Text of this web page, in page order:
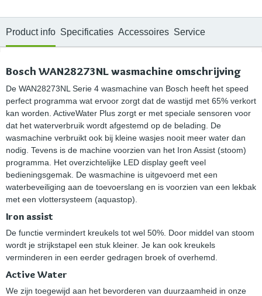
Product info Specificaties Accessoires Service
Bosch WAN28273NL wasmachine omschrijving
De WAN28273NL Serie 4 wasmachine van Bosch heeft het speed
perfect programma wat ervoor zorgt dat de wastijd met 65% verkort
kan worden. ActiveWater Plus zorgt er met speciale sensoren voor
dat het waterverbruik wordt afgestemd op de belading. De
wasmachine verbruikt ook bij kleine wasjes nooit meer water dan
nodig. Tevens is de machine voorzien van het Iron Assist (stoom)
programma. Het overzichtelijke LED display geeft veel
bedieningsgemak. De wasmachine is uitgevoerd met een
waterbeveiliging aan de toevoerslang en is voorzien van een lekbak
met een vlottersysteem (aquastop).
Iron assist
De functie vermindert kreukels tot wel 50%. Door middel van stoom
wordt je strijkstapel een stuk kleiner. Je kan ook kreukels
verminderen in een eerder gedragen broek of overhemd.
Active Water
We zijn toegewijd aan het bevorderen van duurzaamheid in onze